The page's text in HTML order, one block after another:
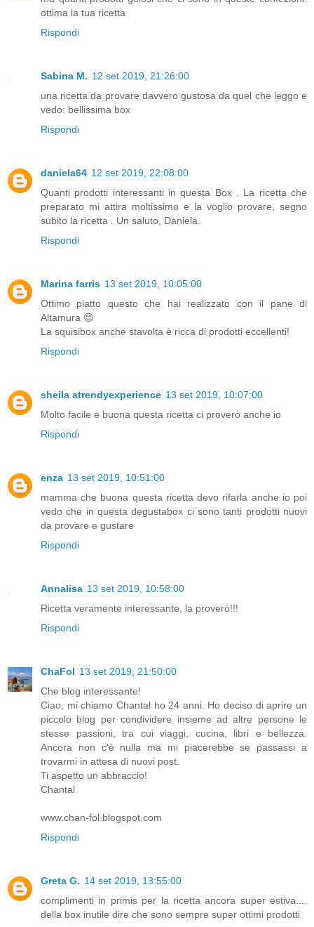
ottima la tua ricetta
Rispondi
Sabina M. 12 set 2019, 21:26:00
una ricetta da provare davvero gustosa da quel che leggo e
vedo: bellissima box
Rispondi
daniela64 12 set 2019, 22:08:00
Quanti prodotti interessanti in questa Box . La ricetta che
preparato mi attira moltissimo e la voglio provare, segno
subito la ricetta . Un saluto, Daniela.
Rispondi
Marina farris 13 set 2019, 10:05:00
Ottimo piatto questo che hai realizzato con il pane di
Altamura 😊
La squisibox anche stavolta è ricca di prodotti eccellenti!
Rispondi
sheila atrendyexperience 13 set 2019, 10:07:00
Molto facile e buona questa ricetta ci proverò anche io
Rispondi
enza 13 set 2019, 10:51:00
mamma che buona questa ricetta devo rifarla anche io poi
vedo che in questa degustabox ci sono tanti prodotti nuovi
da provare e gustare
Rispondi
Annalisa 13 set 2019, 10:58:00
Ricetta veramente interessante, la proverò!!!
Rispondi
ChaFol 13 set 2019, 21:50:00
Che blog interessante!
Ciao, mi chiamo Chantal ho 24 anni. Ho deciso di aprire un
piccolo blog per condividere insieme ad altre persone le
stesse passioni, tra cui viaggi, cucina, libri e bellezza.
Ancora non c'è nulla ma mi piacerebbe se passassi a
trovarmi in attesa di nuovi post.
Ti aspetto un abbraccio!
Chantal
www.chan-fol.blogspot.com
Rispondi
Greta G. 14 set 2019, 13:55:00
complimenti in primis per la ricetta ancora super estiva....
della box inutile dire che sono sempre super ottimi prodotti